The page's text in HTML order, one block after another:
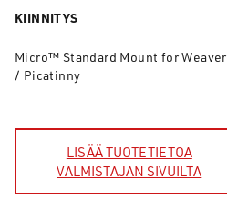
KIINNITYS
Micro™ Standard Mount for Weaver
/ Picatinny
LISÄÄ TUOTETIETOA
VALMISTAJAN SIVUILTA